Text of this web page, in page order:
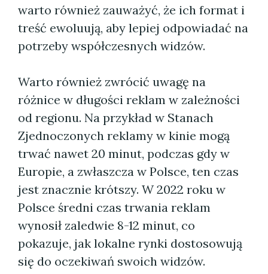
warto również zauważyć, że ich format i
treść ewoluują, aby lepiej odpowiadać na
potrzeby współczesnych widzów.
Warto również zwrócić uwagę na
różnice w długości reklam w zależności
od regionu. Na przykład w Stanach
Zjednoczonych reklamy w kinie mogą
trwać nawet 20 minut, podczas gdy w
Europie, a zwłaszcza w Polsce, ten czas
jest znacznie krótszy. W 2022 roku w
Polsce średni czas trwania reklam
wynosił zaledwie 8-12 minut, co
pokazuje, jak lokalne rynki dostosowują
się do oczekiwań swoich widzów.